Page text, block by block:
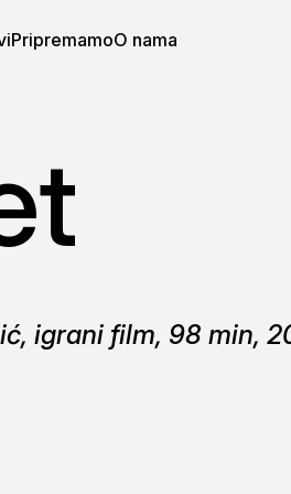
PripremamoO nama
igrani film, 98 min,